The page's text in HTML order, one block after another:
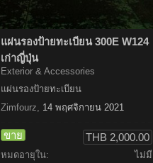
แผ่นรองป้ายทะเบียน 300E W124
เก่าญี่ปุ่น
Exterior & Accessories
แผ่นรองป้ายทะเบียน
Zimfourz
14 พฤศจิกายน 2021
ขาย THB 2,000.00
หมดอายุใน:
ไม่มี